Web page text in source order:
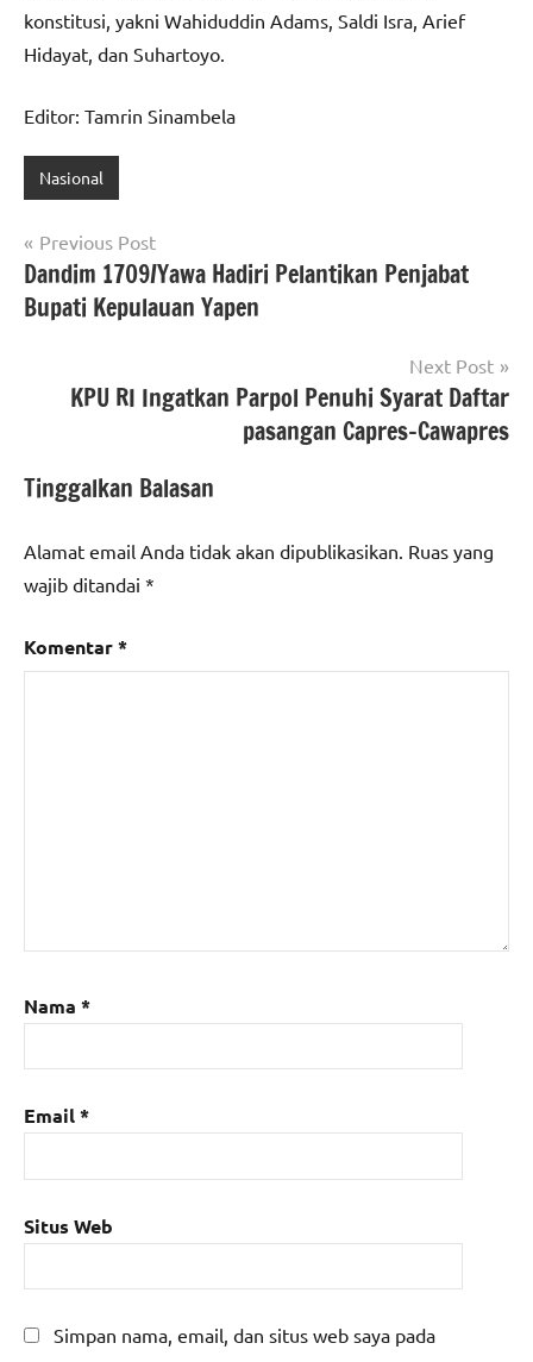
konstitusi, yakni Wahiduddin Adams, Saldi Isra, Arief
Hidayat, dan Suhartoyo.
Editor: Tamrin Sinambela
Nasional
Navigasi
pos
Previous Post
Dandim 1709/Yawa Hadiri Pelantikan Penjabat
Bupati Kepulauan Yapen
Next Post
KPU RI Ingatkan Parpol Penuhi Syarat Daftar
pasangan Capres-Cawapres
Tinggalkan Balasan
Alamat email Anda tidak akan dipublikasikan. Ruas yang
wajib ditandai *
Komentar*
Nama *
Email*
Situs Web
Simpan nama, email, dan situs web saya pada